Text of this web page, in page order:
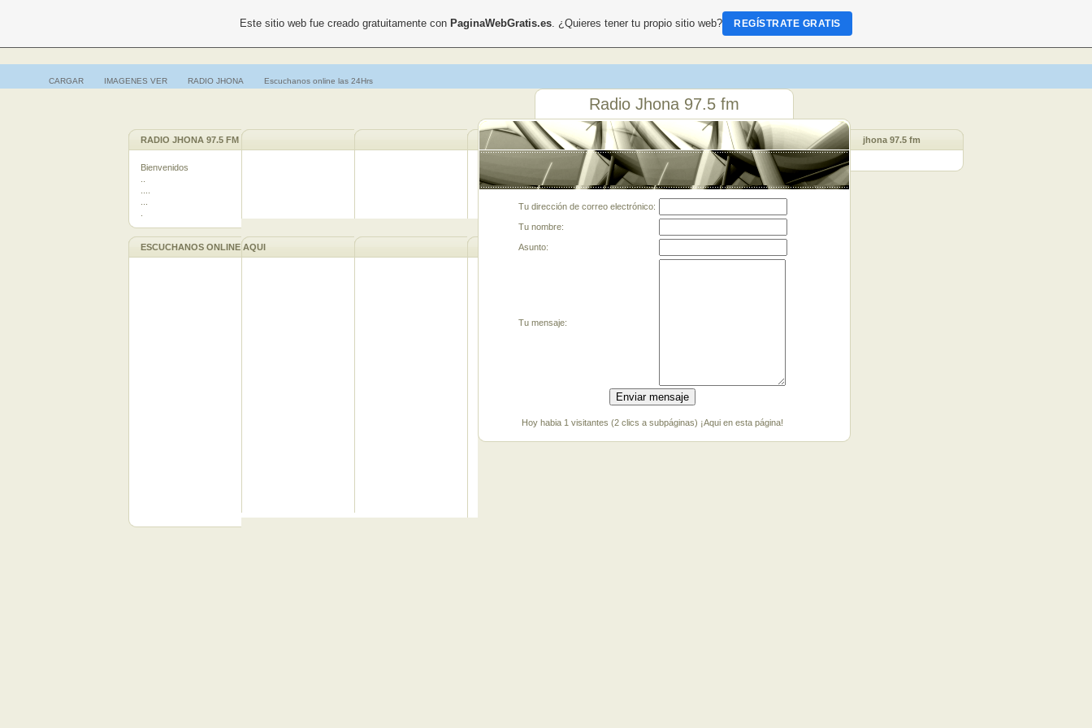
CARGAR IMAGENES VER RADIO JHONA Escuchanos online las 24Hrs
RADIO JHONA 97.5 FM
Bienvenidos
ESCUCHANOS ONLINE AQUI
Radio Jhona 97.5 fm
Tu dirección de correo electrónico:
Tu nombre:
Asunto:
Tu mensaje:
Hoy habia 1 visitantes (2 clics a subpáginas) ¡Aqui en esta página!
jhona 97.5 fm
Este sitio web fue creado gratuitamente con PaginaWebGratis.es. ¿Quieres tener tu propio sitio web? REGÍSTRATE GRATIS